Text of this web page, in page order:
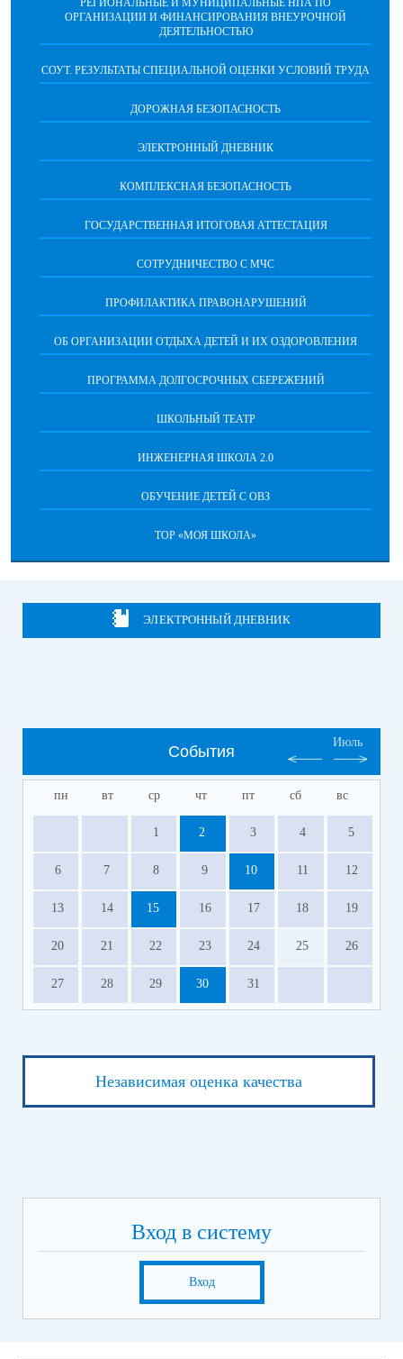
ОРГАНИЗАЦИИ И ФИНАНСИРОВАНИЯ ВНЕУРОЧНОЙ
ДЕЯТЕЛЬНОСТЬЮ
СОУТ. РЕЗУЛЬТАТЫ СПЕЦИАЛЬНОЙ ОЦЕНКИ УСЛОВИЙ ТРУДА
ДОРОЖНАЯ БЕЗОПАСНОСТЬ
ЭЛЕКТРОННЫЙ ДНЕВНИК
КОМПЛЕКСНАЯ БЕЗОПАСНОСТЬ
ГОСУДАРСТВЕННАЯ ИТОГОВАЯ АТТЕСТАЦИЯ
CОТРУДНИЧЕСТВО С МЧС
ПРОФИЛАКТИКА ПРАВОНАРУШЕНИЙ
ОБ ОРГАНИЗАЦИИ ОТДЫХА ДЕТЕЙ И ИХ ОЗДОРОВЛЕНИЯ
ПРОГРАММА ДОЛГОСРОЧНЫХ СБЕРЕЖЕНИЙ
ШКОЛЬНЫЙ ТЕАТР
ИНЖЕНЕРНАЯ ШКОЛА 2.0
ОБУЧЕНИЕ ДЕТЕЙ С ОВЗ
ТОР «МОЯ ШКОЛА»
ЭЛЕКТРОННЫЙ ДНЕВНИК
События
Июль
пн вт ср чт пт сб вс
1 2 3 4 5
6 7 8 9 10 11 12
13 14 15 16 17 18 19
20 21 22 23 24 25 26
27 28 29 30 31
Независимая оценка качества
Вход в систему
Вход